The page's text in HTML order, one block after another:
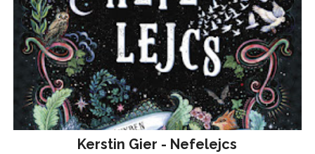
Kerstin Gier - Nefelejcs